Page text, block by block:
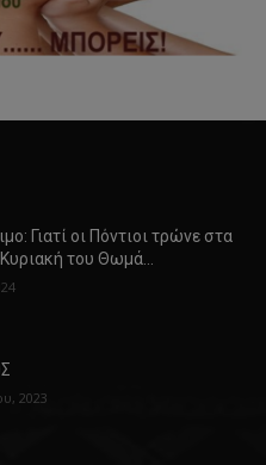
Γιατί οι Πόντιοι τρώνε στα
του Θωμά…
2023